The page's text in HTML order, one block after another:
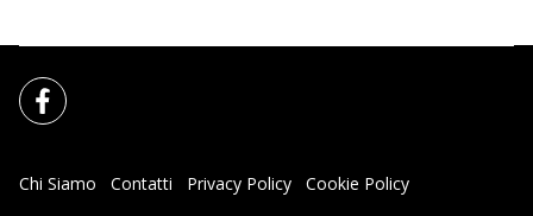
Chi Siamo Contatti Privacy Policy
Cookie Policy